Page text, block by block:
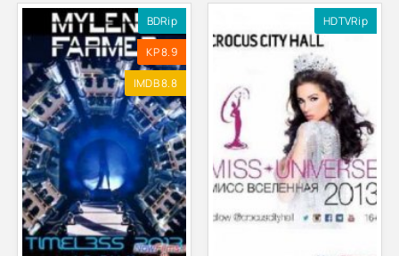
BDRip
KP 8.9
IMDB 8.8
HDTVRip